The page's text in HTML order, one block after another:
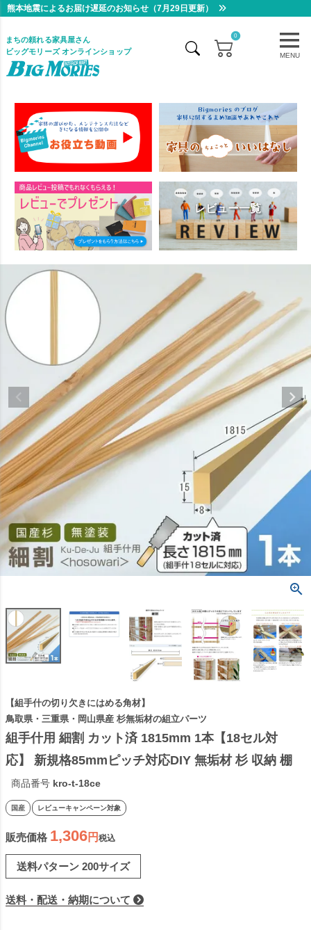
熊本地震によるお届け遅延のお知らせ（7月29日更新）
MENU
まちの頼れる家具屋さん
ビッグモリーズ オンラインショップ
0
レビュー一覧
【組手什の切り欠きにはめる角材】
鳥取県・三重県・岡山県産 杉無垢材の組立パーツ
組手什用 細割 カット済 1815mm 1本【18セル対
応】 新規格85mmピッチ対応DIY 無垢材 杉 収納 棚
組み立て 天然木 本棚 工作 間伐材 角材 木材 材料 く
でじゅう 2306SS
商品番号 kro-t-18ce
国産 レビューキャンペーン対象
販売価格 1,306 税込
送料パターン 200サイズ
送料・配送・納期について